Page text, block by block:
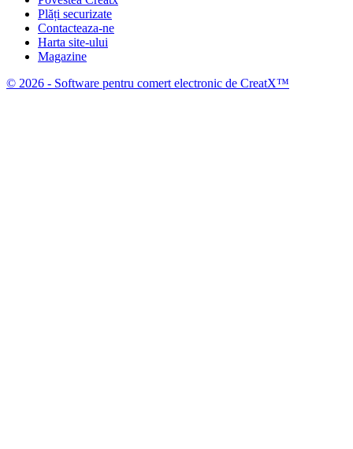
Plăți securizate
Contacteaza-ne
Harta site-ului
Magazine
© 2026 - Software pentru comert electronic de CreatX™